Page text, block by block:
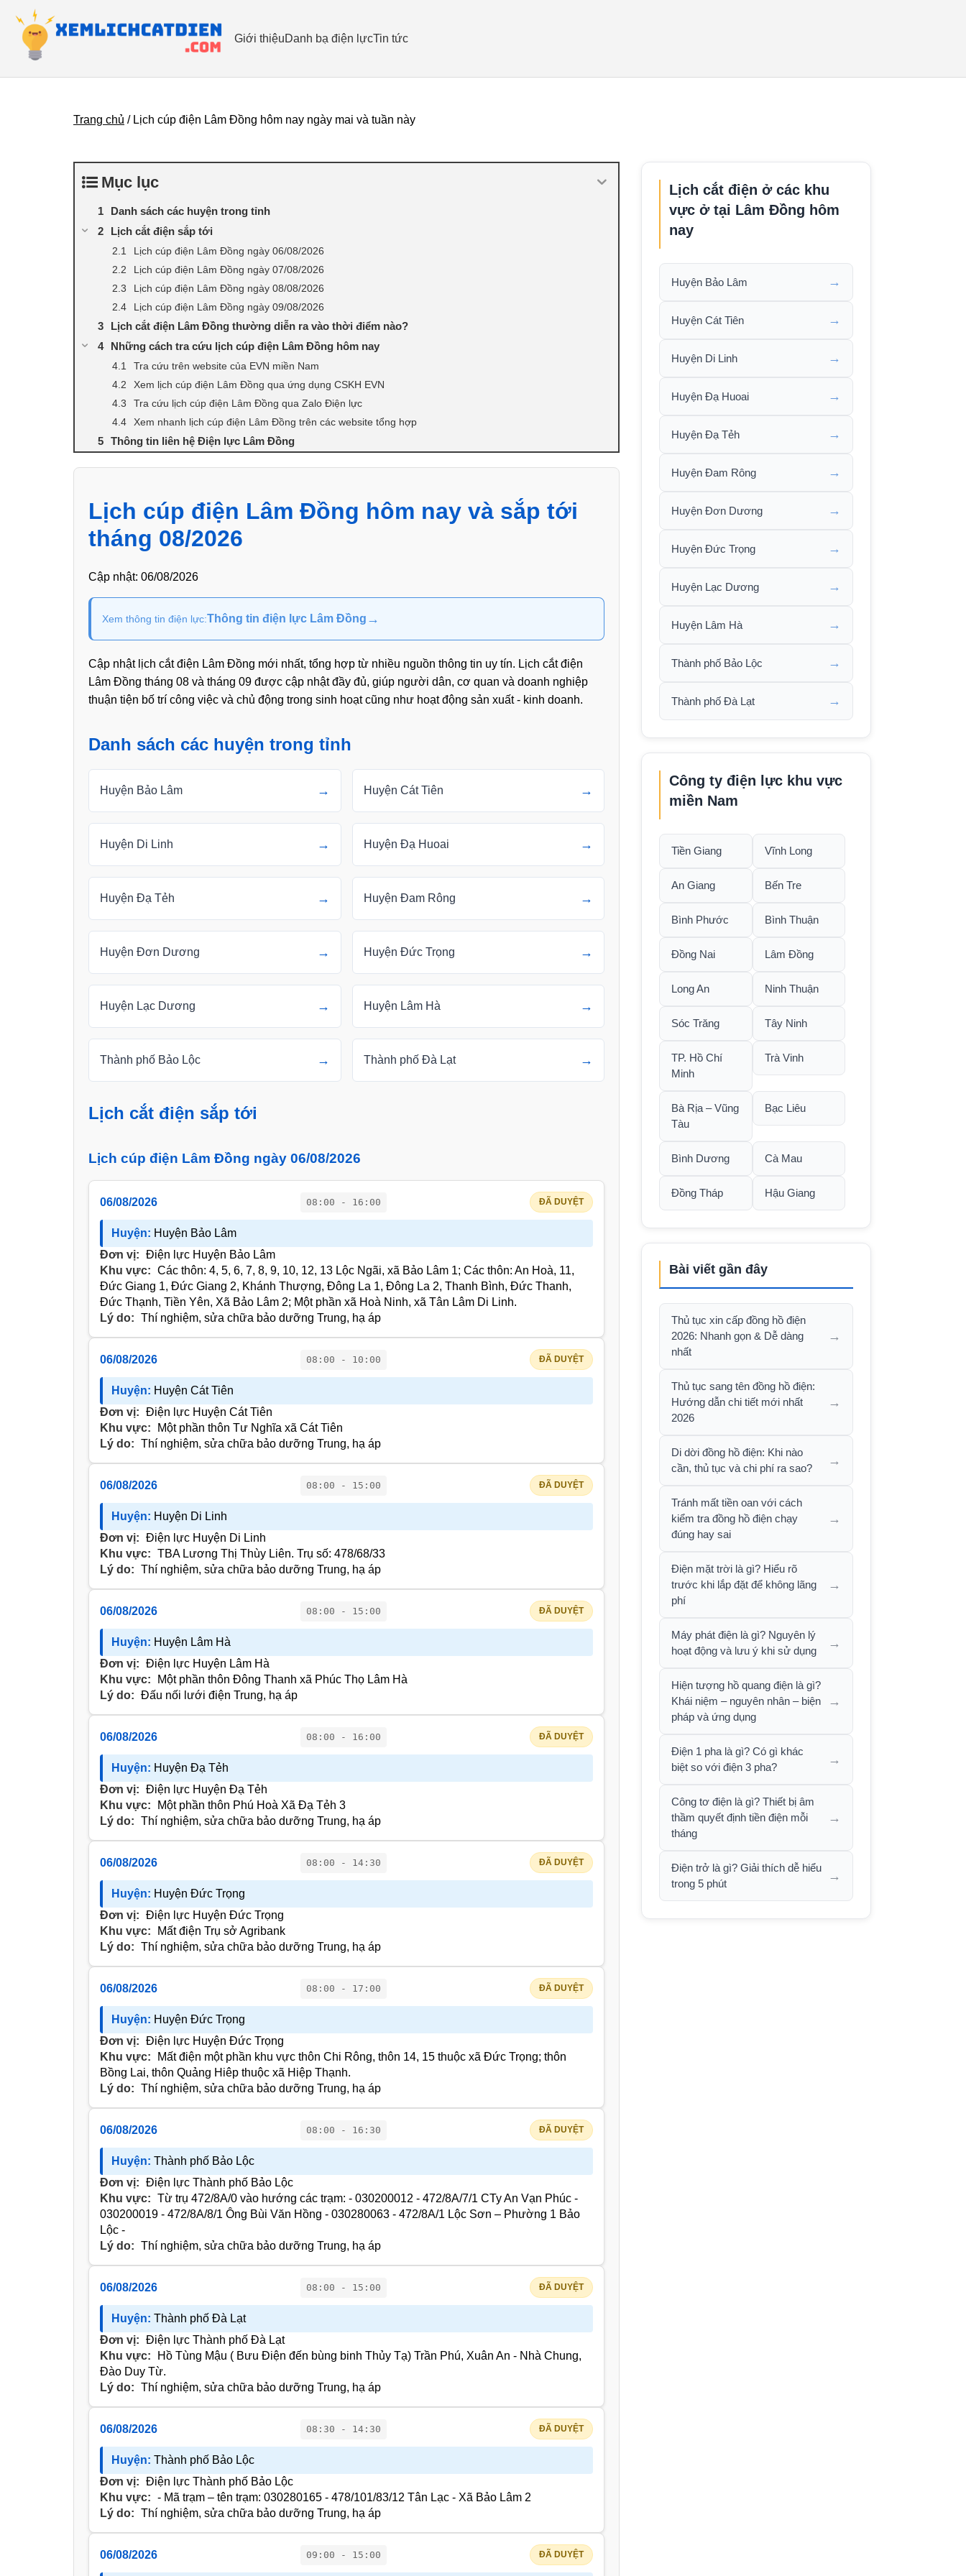
Giới thiệuDanh bạ điện lựcTin tức
Trang chủ / Lịch cúp điện Lâm Đồng hôm nay ngày mai và tuần này
Mục lục
Danh sách các huyện trong tỉnh
Lịch cắt điện sắp tới
Lịch cúp điện Lâm Đồng ngày 06/08/2026
Lịch cúp điện Lâm Đồng ngày 07/08/2026
Lịch cúp điện Lâm Đồng ngày 08/08/2026
Lịch cúp điện Lâm Đồng ngày 09/08/2026
Lịch cắt điện Lâm Đồng thường diễn ra vào thời điểm nào?
Những cách tra cứu lịch cúp điện Lâm Đồng hôm nay
Tra cứu trên website của EVN miền Nam
Xem lịch cúp điện Lâm Đồng qua ứng dụng CSKH EVN
Tra cứu lịch cúp điện Lâm Đồng qua Zalo Điện lực
Xem nhanh lịch cúp điện Lâm Đồng trên các website tổng hợp
Thông tin liên hệ Điện lực Lâm Đồng
Lịch cúp điện Lâm Đồng hôm nay và sắp tới
tháng 08/2026
Cập nhật: 06/08/2026
Xem thông tin điện lực:Thông tin điện lực Lâm Đồng →
Cập nhật lịch cắt điện Lâm Đồng mới nhất, tổng hợp từ nhiều nguồn thông tin uy tín. Lịch cắt điện
Lâm Đồng tháng 08 và tháng 09 được cập nhật đầy đủ, giúp người dân, cơ quan và doanh nghiệp
thuận tiện bố trí công việc và chủ động trong sinh hoạt cũng như hoạt động sản xuất - kinh doanh.
Danh sách các huyện trong tỉnh
Huyện Bảo Lâm → Huyện Cát Tiên →
Huyện Di Linh → Huyện Đạ Huoai →
Huyện Đạ Tẻh → Huyện Đam Rông →
Huyện Đơn Dương → Huyện Đức Trọng →
Huyện Lạc Dương → Huyện Lâm Hà →
Thành phố Bảo Lộc → Thành phố Đà Lạt →
Lịch cắt điện sắp tới
Lịch cúp điện Lâm Đồng ngày 06/08/2026
06/08/2026 08:00 - 16:00 ĐÃ DUYỆT
Huyện: Huyện Bảo Lâm
Đơn vị: Điện lực Huyện Bảo Lâm
Khu vực: Các thôn: 4, 5, 6, 7, 8, 9, 10, 12, 13 Lộc Ngãi, xã Bảo Lâm 1; Các thôn: An Hoà, 11,
Đức Giang 1, Đức Giang 2, Khánh Thượng, Đông La 1, Đông La 2, Thanh Bình, Đức Thanh,
Đức Thạnh, Tiền Yên, Xã Bảo Lâm 2; Một phần xã Hoà Ninh, xã Tân Lâm Di Linh.
Lý do: Thí nghiệm, sửa chữa bảo dưỡng Trung, hạ áp
06/08/2026 08:00 - 10:00 ĐÃ DUYỆT
Huyện: Huyện Cát Tiên
Đơn vị: Điện lực Huyện Cát Tiên
Khu vực:
Một phần thôn Tư Nghĩa xã Cát Tiên
Lý do: Thí nghiệm, sửa chữa bảo dưỡng Trung, hạ áp
06/08/2026 08:00 - 15:00 ĐÃ DUYỆT
Huyện: Huyện Di Linh
Đơn vị: Điện lực Huyện Di Linh
Khu vực: TBA Lương Thị Thùy Liên. Trụ số: 478/68/33
Lý do: Thí nghiệm, sửa chữa bảo dưỡng Trung, hạ áp
06/08/2026 08:00 - 15:00 ĐÃ DUYỆT
Huyện: Huyện Lâm Hà
Đơn vị: Điện lực Huyện Lâm Hà
Khu vực:
Một phần thôn Đông Thanh xã Phúc Thọ Lâm Hà
Lý do: Đấu nối lưới điện Trung, hạ áp
06/08/2026 08:00 - 16:00 ĐÃ DUYỆT
Huyện: Huyện Đạ Tẻh
Đơn vị: Điện lực Huyện Đạ Tẻh
Khu vực:
Một phần thôn Phú Hoà Xã Đạ Tẻh 3
Lý do: Thí nghiệm, sửa chữa bảo dưỡng Trung, hạ áp
06/08/2026 08:00 - 14:30 ĐÃ DUYỆT
Huyện: Huyện Đức Trọng
Đơn vị: Điện lực Huyện Đức Trọng
Khu vực:
Mất điện Trụ sở Agribank
Lý do: Thí nghiệm, sửa chữa bảo dưỡng Trung, hạ áp
06/08/2026 08:00 - 17:00 ĐÃ DUYỆT
Huyện: Huyện Đức Trọng
Đơn vị: Điện lực Huyện Đức Trọng
Khu vực:
Mất điện một phần khu vực thôn Chi Rông, thôn 14, 15 thuộc xã Đức Trọng; thôn
Bồng Lai, thôn Quảng Hiêp thuộc xã Hiệp Thạnh.
Lý do: Thí nghiệm, sửa chữa bảo dưỡng Trung, hạ áp
06/08/2026 08:00 - 16:30 ĐÃ DUYỆT
Huyện: Thành phố Bảo Lộc
Đơn vị: Điện lực Thành phố Bảo Lộc
Khu vực: Từ trụ 472/8A/0 vào hướng các trạm: - 030200012 - 472/8A/7/1 CTy An Vạn Phúc -
030200019 - 472/8A/8/1 Ông Bùi Văn Hồng - 030280063 - 472/8A/1 Lộc Sơn – Phường 1 Bảo
Lộc -
Lý do: Thí nghiệm, sửa chữa bảo dưỡng Trung, hạ áp
06/08/2026 08:00 - 15:00 ĐÃ DUYỆT
Huyện: Thành phố Đà Lạt
Đơn vị: Điện lực Thành phố Đà Lạt
Khu vực:
Hồ Tùng Mậu ( Bưu Điện đến bùng binh Thủy Tạ) Trần Phú, Xuân An - Nhà Chung,
Đào Duy Từ.
Lý do: Thí nghiệm, sửa chữa bảo dưỡng Trung, hạ áp
06/08/2026 08:30 - 14:30 ĐÃ DUYỆT
Huyện: Thành phố Bảo Lộc
Đơn vị: Điện lực Thành phố Bảo Lộc
Khu vực: - Mã trạm – tên trạm: 030280165 - 478/101/83/12 Tân Lạc - Xã Bảo Lâm 2
Lý do: Thí nghiệm, sửa chữa bảo dưỡng Trung, hạ áp
06/08/2026 09:00 - 15:00 ĐÃ DUYỆT
Lịch cắt điện ở các khu
vực ở tại Lâm Đồng hôm
nay
Huyện Bảo Lâm →
Huyện Cát Tiên →
Huyện Di Linh →
Huyện Đạ Huoai →
Huyện Đạ Tẻh →
Huyện Đam Rông →
Huyện Đơn Dương →
Huyện Đức Trọng →
Huyện Lạc Dương →
Huyện Lâm Hà →
Thành phố Bảo Lộc →
Thành phố Đà Lạt →
Công ty điện lực khu vực
miền Nam
Tiền Giang Vĩnh Long
An Giang Bến Tre
Bình Phước Bình Thuận
Đồng Nai Lâm Đồng
Long An Ninh Thuận
Sóc Trăng Tây Ninh
TP. Hồ Chí
Minh
Trà Vinh
Bà Rịa – Vũng
Tàu
Bạc Liêu
Bình Dương Cà Mau
Đồng Tháp Hậu Giang
Bài viết gần đây
Thủ tục xin cấp đồng hồ điện
2026: Nhanh gọn & Dễ dàng
nhất
→
Thủ tục sang tên đồng hồ điện:
Hướng dẫn chi tiết mới nhất
2026
→
Di dời đồng hồ điện: Khi nào
cần, thủ tục và chi phí ra sao?
→
Tránh mất tiền oan với cách
kiểm tra đồng hồ điện chạy
đúng hay sai
→
Điện mặt trời là gì? Hiểu rõ
trước khi lắp đặt để không lãng
phí
→
Máy phát điện là gì? Nguyên lý
hoạt động và lưu ý khi sử dụng
→
Hiện tượng hồ quang điện là gì?
Khái niệm – nguyên nhân – biện
pháp và ứng dụng
→
Điện 1 pha là gì? Có gì khác
biệt so với điện 3 pha?
→
Công tơ điện là gì? Thiết bị âm
thầm quyết định tiền điện mỗi
tháng
→
Điện trở là gì? Giải thích dễ hiểu
trong 5 phút
→